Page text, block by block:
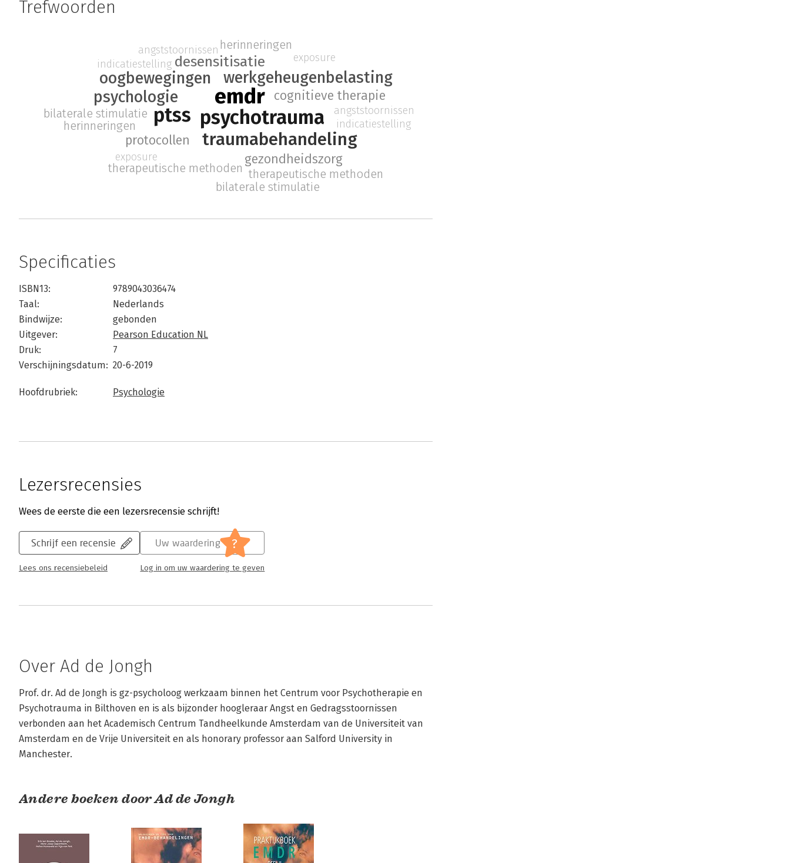
Trefwoorden
emdr
psychotrauma
ptss
traumabehandeling
psychologie
oogbewegingen werkgeheugenbelasting
desensitisatie
cognitieve therapie
gezondheidszorg
protocollen
therapeutische methoden
herinneringen
exposure
angststoornissen
bilaterale stimulatie
indicatiestelling
therapeutische methoden
herinneringen
exposure
angststoornissen
bilaterale stimulatie
indicatiestelling
Specificaties
ISBN13:
9789043036474
Taal:
Nederlands
Bindwijze:
gebonden
Uitgever:
Pearson Education NL
Druk:
7
Verschijningsdatum: 20-6-2019
Hoofdrubriek: Psychologie
Lezersrecensies
Wees de eerste die een lezersrecensie schrijft!
Schrijf een recensie
Lees ons recensiebeleid
Uw waardering ?
Log in om uw waardering te geven
Over Ad de Jongh
Prof. dr. Ad de Jongh is gz-psycholoog werkzaam binnen het Centrum voor Psychotherapie en
Psychotrauma in Bilthoven en is als bijzonder hoogleraar Angst en Gedragsstoornissen
verbonden aan het Academisch Centrum Tandheelkunde Amsterdam van de Universiteit van
Amsterdam en de Vrije Universiteit en als honorary professor aan Salford University in
Manchester.
Andere boeken door Ad de Jongh